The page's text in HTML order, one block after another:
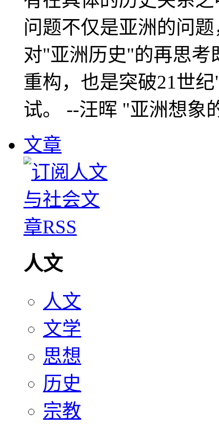
问题不仅是亚洲的问
对"亚洲历史"的再思考
重构，也是突破21世
试。 --汪晖 "亚洲想象
文章
人文
人文
文学
思想
历史
宗教